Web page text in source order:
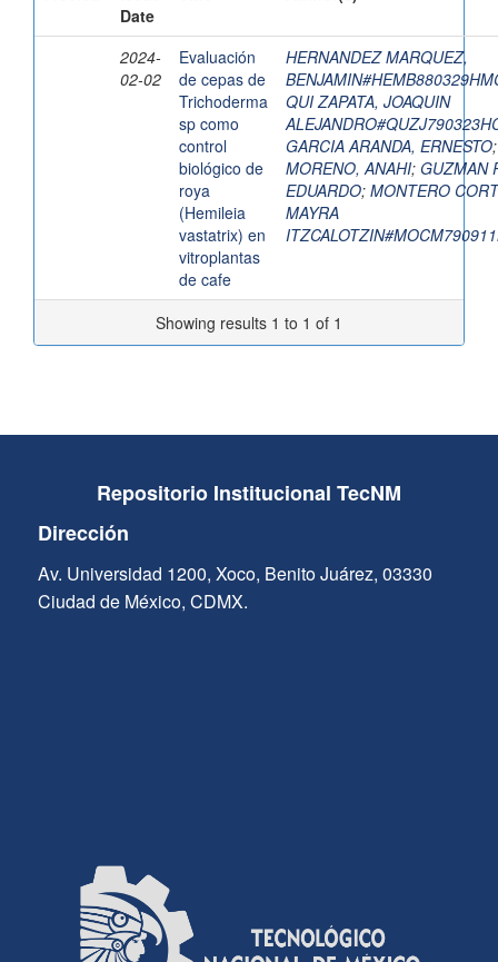
Date
2024-
02-02
Evaluación
de cepas de
Trichoderma
sp como
control
biológico de
roya
(Hemileia
vastatrix) en
vitroplantas
de cafe
HERNANDEZ MARQUEZ,
QUI ZAPATA, JOAQUIN
GARCIA ARANDA, ERNESTO
MORENO, ANAHI; GUZMAN
EDUARDO; MONTERO
MAYRA
Showing results 1 to 1 of 1
Repositorio Institucional TecNM
Dirección
Av. Universidad 1200, Xoco, Benito Juárez, 03330
Ciudad de México, CDMX.